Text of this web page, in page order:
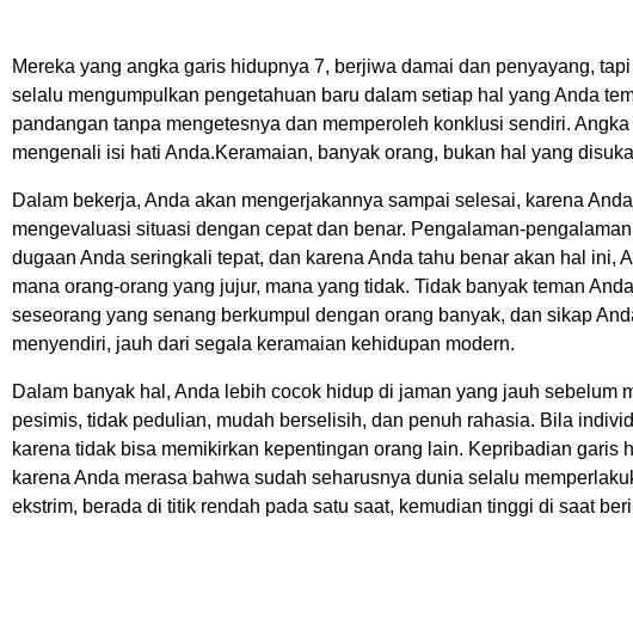
Mereka yang angka garis hidupnya 7, berjiwa damai dan penyayang,
selalu mengumpulkan pengetahuan baru dalam setiap hal yang Anda
pandangan tanpa mengetesnya dan memperoleh konklusi sendiri.
mengenali isi hati Anda.Keramaian, banyak orang, bukan hal yang
Dalam bekerja, Anda akan mengerjakannya sampai selesai, karena
mengevaluasi situasi dengan cepat dan benar. Pengalaman-
dugaan Anda seringkali tepat, dan karena Anda tahu benar akan hal
mana orang-orang yang jujur, mana yang tidak. Tidak banyak teman
seseorang yang senang berkumpul dengan orang banyak, dan sikap
menyendiri, jauh dari segala keramaian kehidupan modern.
Dalam banyak hal, Anda lebih cocok hidup di jaman yang jauh
pesimis, tidak pedulian, mudah berselisih, dan penuh rahasia. Bila
karena tidak bisa memikirkan kepentingan orang lain. Kepribadian
karena Anda merasa bahwa sudah seharusnya dunia selalu
ekstrim, berada di titik rendah pada satu saat, kemudian tinggi di saat